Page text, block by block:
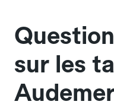
sur les